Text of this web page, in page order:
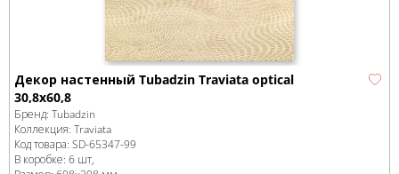
Декор настенный Tubadzin Traviata optical
30,8x60,8
Бренд: Tubadzin
Коллекция: Traviata
Код товара: SD-65347-99
В коробке: 6 шт,